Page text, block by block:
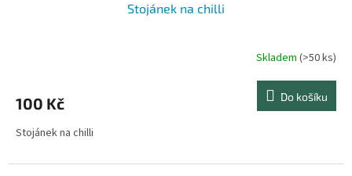
Stojánek na chilli
je
z
hvězdiček.
Skladem(>50 ks)
100 Kč Do košíku
Stojánek na chilli